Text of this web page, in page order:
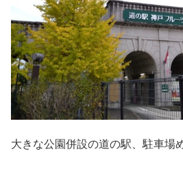
大きな公園併設の道の駅、駐車場